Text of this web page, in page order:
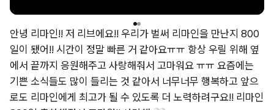
안녕 리마인!! 저 리브에요!! 우리가 벌써 리마인을 만난지 800
일이 됐어!! 시간이 정말 빠른 거 같아요ㅠㅠ 항상 우릴 위해 옆
에서 끝까지 응원해주고 사랑해줘서 고마워요 ㅠㅠ 요즘에는
기쁜 소식들도 많이 들리는 것 같아서 너무너무 행복하고 앞으
로도 리마인에게 최고가 될 수 있도록 더 노력하려구요!! 리마인